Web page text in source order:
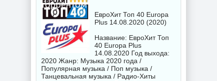
торрентом
ЕвроХит Топ 40 Europa
Plus 14.08.2020 (2020)
Название: ЕвроХит Топ
40 Europa Plus
14.08.2020 Год выхода:
2020 Жанр: Музыка 2020 года /
Популярная музыка / Поп музыка /
Танцевальная музыка / Радио-Хиты